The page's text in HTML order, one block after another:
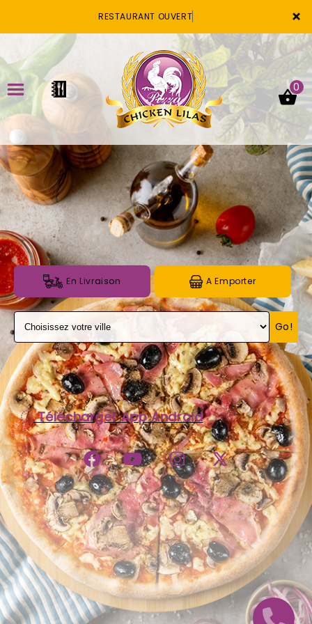
×
RESTAURANT OUVERT
ACCUEIL
LA CARTE
VOTRE COMPTE
NOTRE RESTAURANT
VOS AVIS
MENTIONS LÉGALES
0
En Livraison A Emporter
Go!
Télécharger App Android